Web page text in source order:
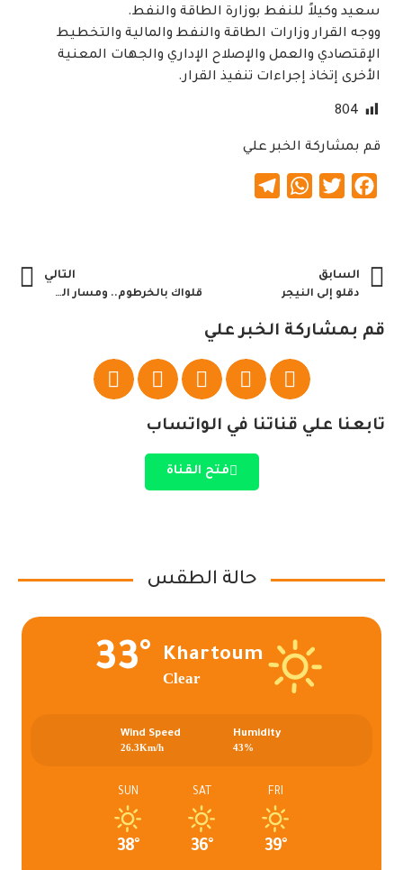
سعيد وكيلاً للنفط بوزارة الطاقة والنفط.
ووجه القرار وزارات الطاقة والنفط والمالية والتخطيط
الإقتصادي والعمل والإصلاح الإداري والجهات المعنية
الأخرى إتخاذ إجراءات تنفيذ القرار.
804
قم بمشاركة الخبر علي
Facebook
Twitter
WhatsApp
السابق
دقلو إلى النيجر
التالي
قلواك بالخرطوم.. ومسار الشرق يتصدر أجندات الزيارة
قم بمشاركة الخبر علي
تابعنا علي قناتنا في الواتساب
فتح القناة
حالة الطقس
Khartoum
Clear
33°
Humidity
43%
Wind Speed
26.3Km/h
FRI
39°
SAT
36°
SUN
38°